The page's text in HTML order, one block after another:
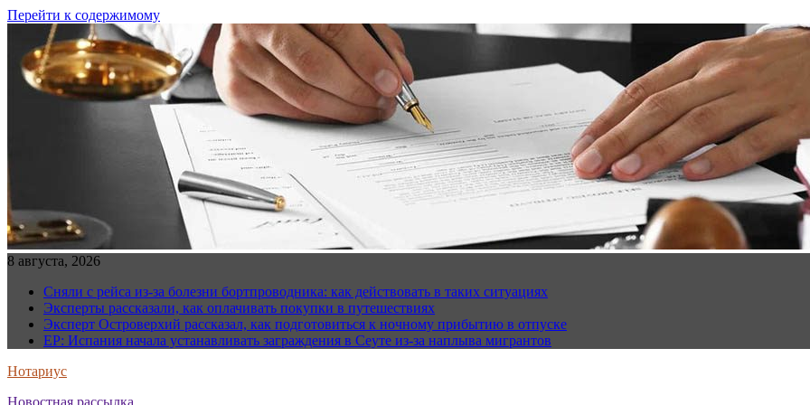
Перейти к содержимому
8 августа, 2026
Сняли с рейса из-за болезни бортпроводника: как действовать в таких ситуациях
Эксперты рассказали, как оплачивать покупки в путешествиях
Эксперт Островерхий рассказал, как подготовиться к ночному прибытию в отпуске
EP: Испания начала устанавливать заграждения в Сеуте из-за наплыва мигрантов
Нотариус
Новостная рассылка